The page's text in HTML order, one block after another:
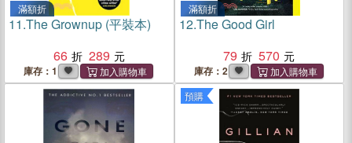
滿額折
11.The Grownup (平裝本)
66
289
庫存：1
滿額折
12.The Good Girl
79
570
庫存：2
預購